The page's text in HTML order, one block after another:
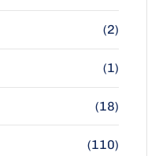
(2)
(1)
(18)
(110)